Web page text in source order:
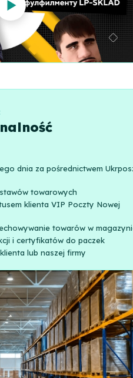
dnia za pośrednictwem
towarowych
klienta VIP Poczty Nowej
towarów w
i certyfikatów do paczek
lub naszej firmy